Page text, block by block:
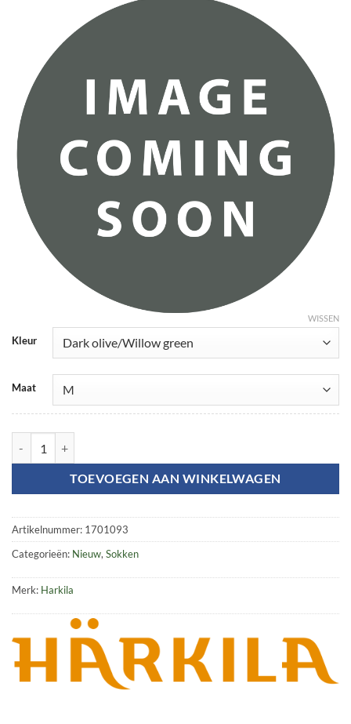
Kleur
Maat
WISSEN
TOEVOEGEN AAN WINKELWAGEN
Artikelnummer: 1701093
Categorieën: Nieuw,Sokken
Merk: Harkila